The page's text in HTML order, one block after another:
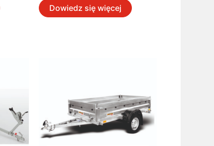
Dowiedz się więcej